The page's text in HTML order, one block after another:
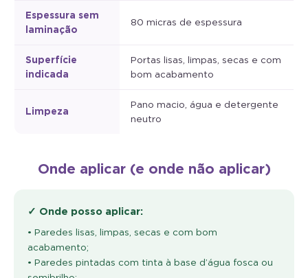
Espessura sem
laminação
80 micras de espessura
Superfície
indicada
Portas lisas, limpas, secas e com
bom acabamento
Limpeza
Pano macio, água e detergente
Onde aplicar (e onde não aplicar)
✓ Onde posso aplicar:
• Paredes lisas, limpas, secas e com bom
acabamento;
• Paredes pintadas com tinta à base d’água fosca ou
semibrilho;